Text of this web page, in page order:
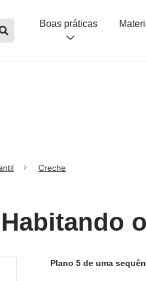
Boas práticas
Creche
Plano 5 de uma